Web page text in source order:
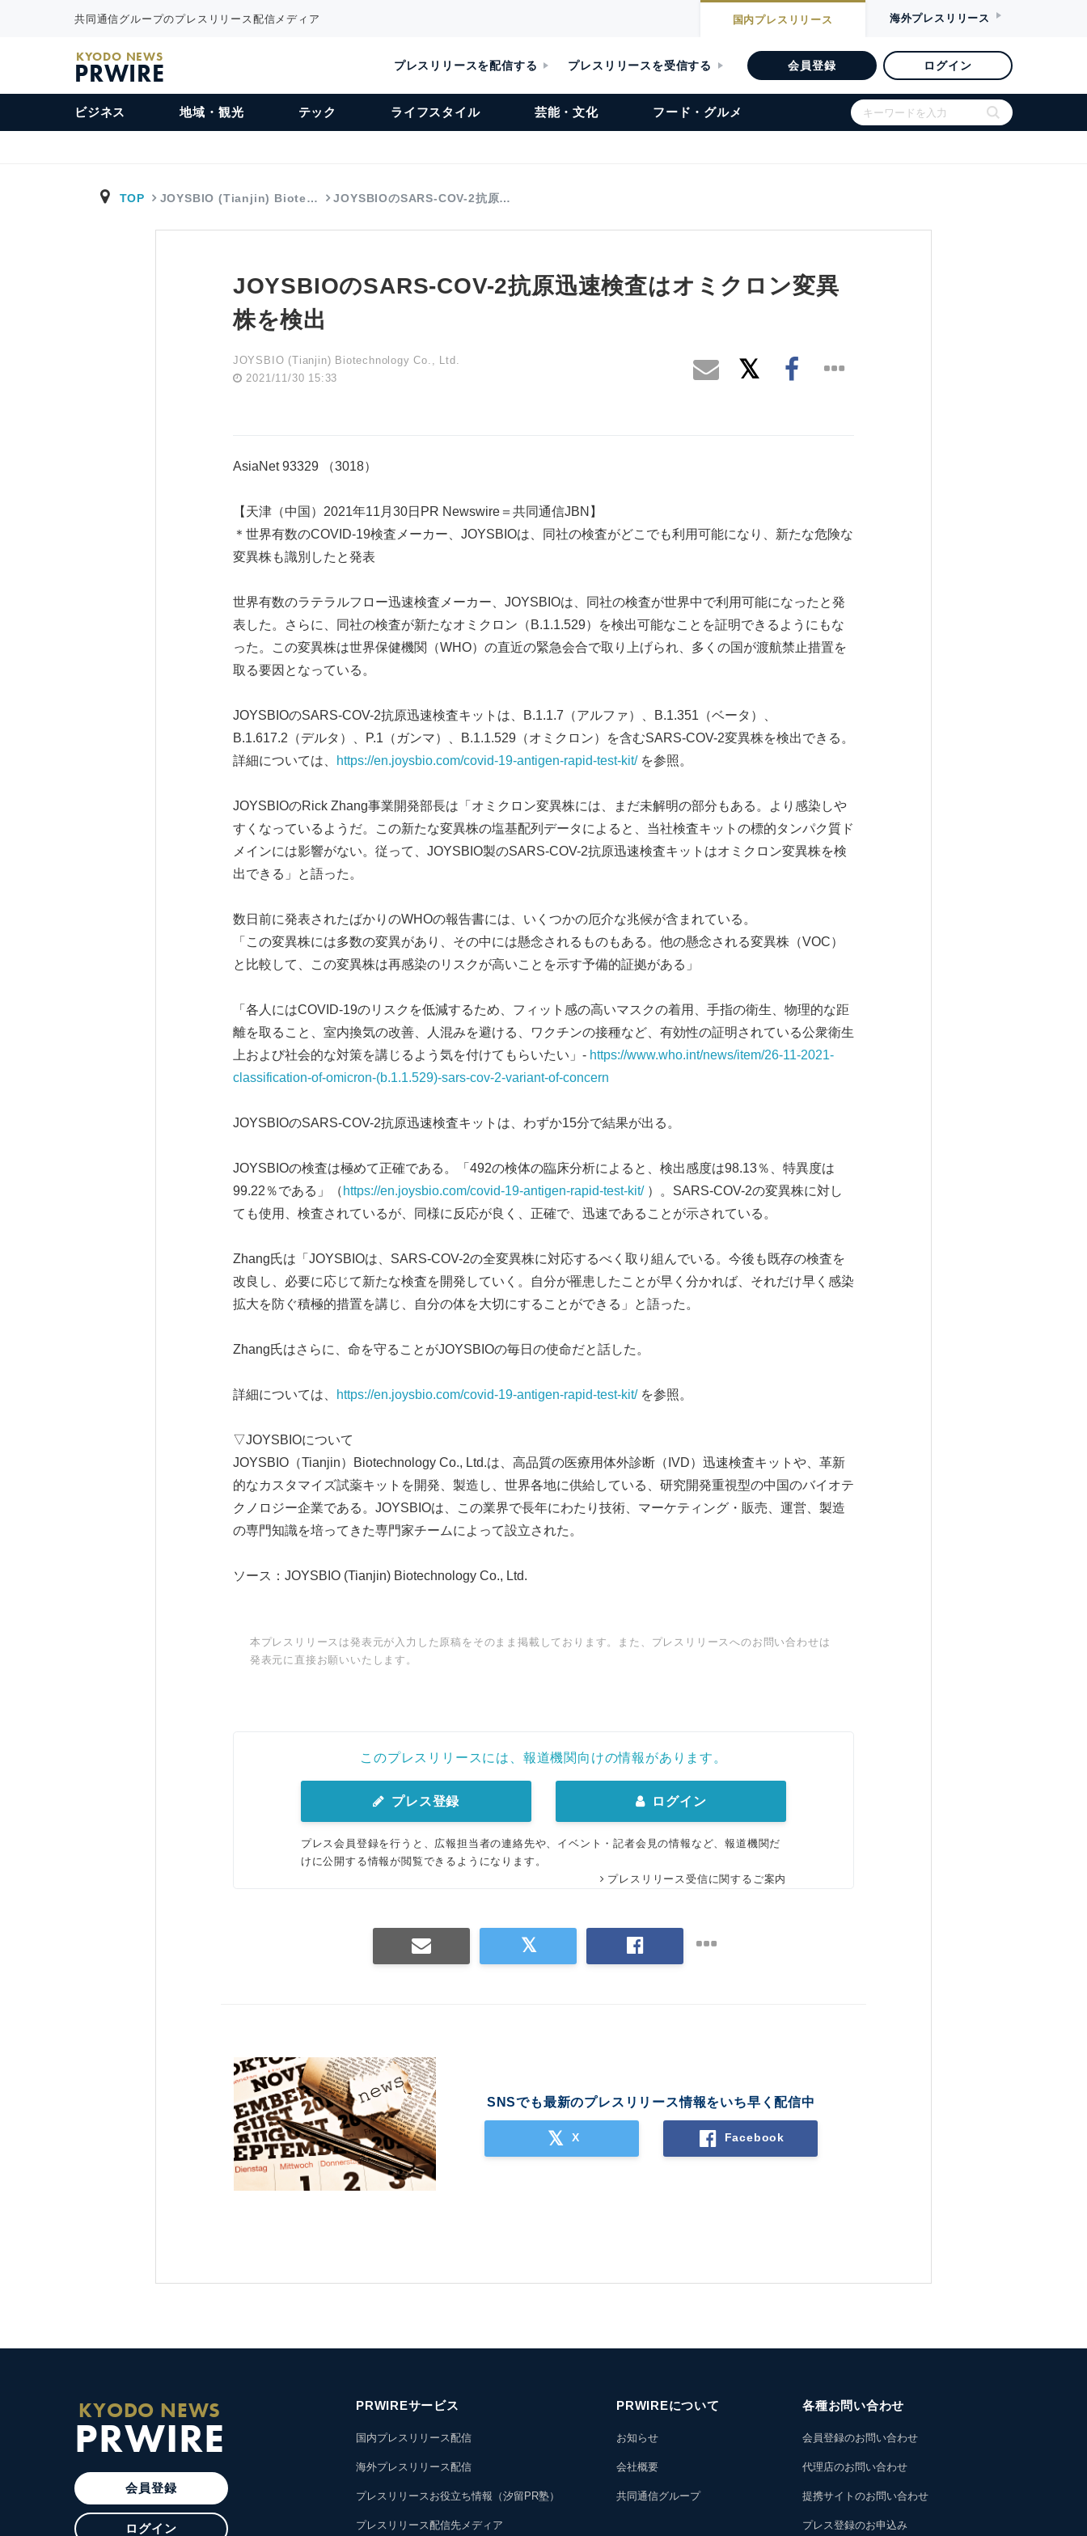
共同通信グループのプレスリリース配信メディア 国内プレスリリース 海外プレスリリース
KYODO NEWS
PRWIRE プレスリリースを配信する プレスリリースを受信する 会員登録 ログイン
ビジネス 地域・観光 テック ライフスタイル 芸能・文化 フード・グルメ
TOP JOYSBIO (Tianjin) Biote… JOYSBIOのSARS-COV-2抗原…
JOYSBIOのSARS-COV-2抗原迅速検査はオミクロン変異
株を検出
JOYSBIO (Tianjin) Biotechnology Co., Ltd.
2021/11/30 15:33
AsiaNet 93329 （3018）
【天津（中国）2021年11月30日PR Newswire＝共同通信JBN】
＊世界有数のCOVID-19検査メーカー、JOYSBIOは、同社の検査がどこでも利用可能になり、新たな危険な
変異株も識別したと発表
世界有数のラテラルフロー迅速検査メーカー、JOYSBIOは、同社の検査が世界中で利用可能になったと発
表した。さらに、同社の検査が新たなオミクロン（B.1.1.529）を検出可能なことを証明できるようにもな
った。この変異株は世界保健機関（WHO）の直近の緊急会合で取り上げられ、多くの国が渡航禁止措置を
取る要因となっている。
JOYSBIOのSARS-COV-2抗原迅速検査キットは、B.1.1.7（アルファ）、B.1.351（ベータ）、
B.1.617.2（デルタ）、P.1（ガンマ）、B.1.1.529（オミクロン）を含むSARS-COV-2変異株を検出できる。
詳細については、
https://en.joysbio.com/covid-19-antigen-rapid-test-kit/を参照。
JOYSBIOのRick Zhang事業開発部長は「オミクロン変異株には、まだ未解明の部分もある。より感染しや
すくなっているようだ。この新たな変異株の塩基配列データによると、当社検査キットの標的タンパク質ド
メインには影響がない。従って、JOYSBIO製のSARS-COV-2抗原迅速検査キットはオミクロン変異株を検
出できる」と語った。
数日前に発表されたばかりのWHOの報告書には、いくつかの厄介な兆候が含まれている。
「この変異株には多数の変異があり、その中には懸念されるものもある。他の懸念される変異株（VOC）
と比較して、この変異株は再感染のリスクが高いことを示す予備的証拠がある」
「各人にはCOVID-19のリスクを低減するため、フィット感の高いマスクの着用、手指の衛生、物理的な距
離を取ること、室内換気の改善、人混みを避ける、ワクチンの接種など、有効性の証明されている公衆衛生
上および社会的な対策を講じるよう気を付けてもらいたい」- https://www.who.int/news/item/26-11-2021-
classification-of-omicron-(b.1.1.529)-sars-cov-2-variant-of-concern
JOYSBIOのSARS-COV-2抗原迅速検査キットは、わずか15分で結果が出る。
JOYSBIOの検査は極めて正確である。「492の検体の臨床分析によると、検出感度は98.13％、特異度は
99.22％である」（ https://en.joysbio.com/covid-19-antigen-rapid-test-kit/）。SARS-COV-2の変異株に対し
ても使用、検査されているが、同様に反応が良く、正確で、迅速であることが示されている。
Zhang氏は「JOYSBIOは、SARS-COV-2の全変異株に対応するべく取り組んでいる。今後も既存の検査を
改良し、必要に応じて新たな検査を開発していく。自分が罹患したことが早く分かれば、それだけ早く感染
拡大を防ぐ積極的措置を講じ、自分の体を大切にすることができる」と語った。
Zhang氏はさらに、命を守ることがJOYSBIOの毎日の使命だと話した。
詳細については、 https://en.joysbio.com/covid-19-antigen-rapid-test-kit/を参照。
▽JOYSBIOについて
JOYSBIO（Tianjin）Biotechnology Co., Ltd.は、高品質の医療用体外診断（IVD）迅速検査キットや、革新
的なカスタマイズ試薬キットを開発、製造し、世界各地に供給している、研究開発重視型の中国のバイオテ
クノロジー企業である。JOYSBIOは、この業界で長年にわたり技術、マーケティング・販売、運営、製造
の専門知識を培ってきた専門家チームによって設立された。
ソース：JOYSBIO (Tianjin) Biotechnology Co., Ltd.
本プレスリリースは発表元が入力した原稿をそのまま掲載しております。また、プレスリリースへのお問い合わせは
発表元に直接お願いいたします。
このプレスリリースには、報道機関向けの情報があります。
プレス登録 ログイン
プレス会員登録を行うと、広報担当者の連絡先や、イベント・記者会見の情報など、報道機関だ
けに公開する情報が閲覧できるようになります。
プレスリリース受信に関するご案内
SNSでも最新のプレスリリース情報をいち早く配信中
X Facebook
KYODO NEWS
PRWIRE
会員登録
ログイン
PRWIREサービス
国内プレスリリース配信
海外プレスリリース配信
プレスリリースお役立ち情報（汐留PR塾）
プレスリリース配信先メディア
PRWIREについて
お知らせ
会社概要
共同通信グループ
各種お問い合わせ
会員登録のお問い合わせ
代理店のお問い合わせ
提携サイトのお問い合わせ
プレス登録のお申込み
Japanese
English